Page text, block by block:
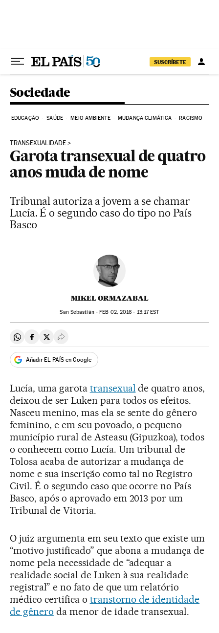
SUSCRÍBETE
Sociedade
EDUCAÇÃO SAÚDE MEIO AMBIENTE MUDANÇA CLIMÁTICA RACISMO
TRANSEXUALIDADE
Garota transexual de quatro
anos muda de nome
Tribunal autoriza a jovem a se chamar
Lucía. É o segundo caso do tipo no País
Basco
MIKEL ORMAZABAL
San Sebastián -FEB 02, 2016 - 13:17EST
Compartir en Whatsapp
Compartir en Facebook
Compartir en Twitter
Desplegar Redes Sociales
Añadir EL PAÍS en Google
Lucía, uma garota transexual de quatro anos,
deixou de ser Luken para todos os efeitos.
Nasceu menino, mas ela se sente do gênero
feminino, e em seu povoado, o pequeno
município rural de Asteasu (Gipuzkoa), todos
o conhecem como Lucía. Um tribunal de
Tolosa acaba de autorizar a mudança de
nome e sua inscrição como tal no Registro
Civil. É o segundo caso que ocorre no País
Basco, após o aprovado em 2013 por um
Tribunal de Vitoria.
O juiz argumenta em seu texto que existe um
“motivo justificado” que abona a mudança de
nome pela necessidade de “adequar a
realidade social de Luken à sua realidade
registral” e no fato de que um relatório
médico certifica o transtorno de identidade
de gênero da menor de idade transexual.